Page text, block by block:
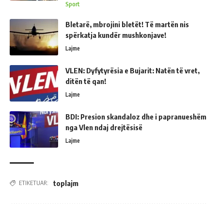
Sport
Bletarë, mbrojini bletët! Të martën nis
spërkatja kundër mushkonjave!
Lajme
VLEN: Dyfytyrësia e Bujarit: Natën të vret,
ditën të qan!
Lajme
BDI: Presion skandaloz dhe i papranueshëm
nga Vlen ndaj drejtësisë
Lajme
ETIKETUAR: toplajm